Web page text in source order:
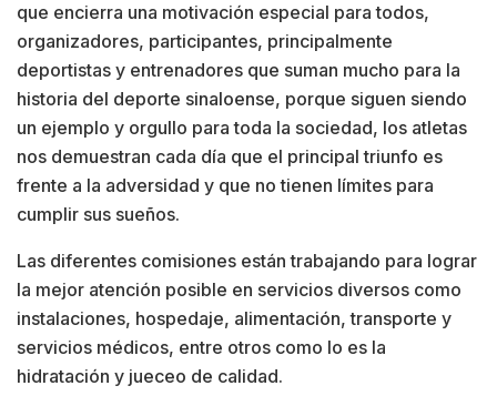
que encierra una motivación especial para todos,
organizadores, participantes, principalmente
deportistas y entrenadores que suman mucho para la
historia del deporte sinaloense, porque siguen siendo
un ejemplo y orgullo para toda la sociedad, los atletas
nos demuestran cada día que el principal triunfo es
frente a la adversidad y que no tienen límites para
cumplir sus sueños.
Las diferentes comisiones están trabajando para lograr
la mejor atención posible en servicios diversos como
instalaciones, hospedaje, alimentación, transporte y
servicios médicos, entre otros como lo es la
hidratación y jueceo de calidad.